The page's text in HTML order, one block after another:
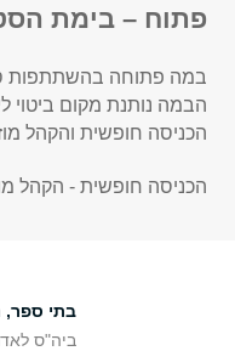
פתוח – בימת
במה פתוחה בהשתתפות
הבמה נותנת מקום ביטוי
הכניסה חופשית והקהל
הכניסה חופשית - הקהל
בתי ספר,
ביה"ס